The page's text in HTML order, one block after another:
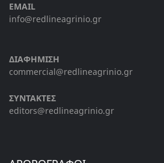
EMAIL
info@redlineagrinio.gr
ΔΙΑΦΗΜΙΣΗ
commercial@redlineagrinio.gr
ΣΥΝΤΑΚΤΕΣ
editors@redlineagrinio.gr